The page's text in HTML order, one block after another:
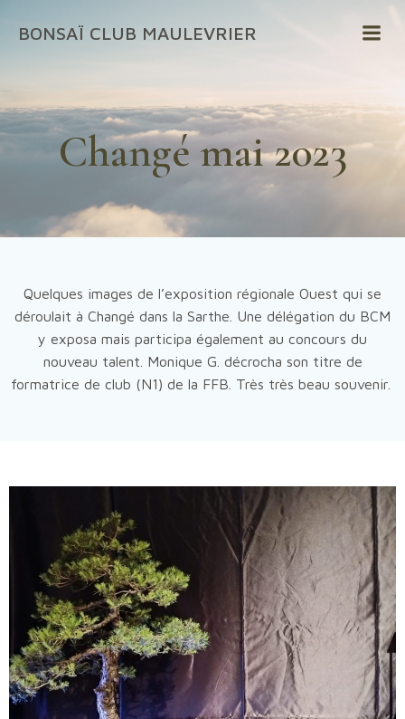
au
BONSAÏ CLUB MAULEVRIER
Changé mai 2023
Quelques images de l’exposition régionale Ouest qui se
déroulait à Changé dans la Sarthe. Une délégation du BCM
y exposa mais participa également au concours du
nouveau talent. Monique G. décrocha son titre de
formatrice de club (N1) de la FFB. Très très beau souvenir.